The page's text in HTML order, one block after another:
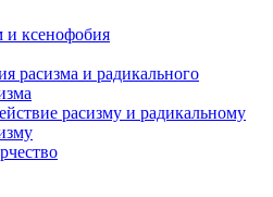
и ксенофобия
расизма и радикального
расизму и радикальному